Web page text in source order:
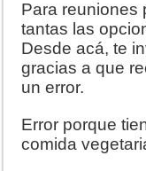
Para reuniones
tantas las
Desde acá, te
gracias a que
un error.
Error porque
comida